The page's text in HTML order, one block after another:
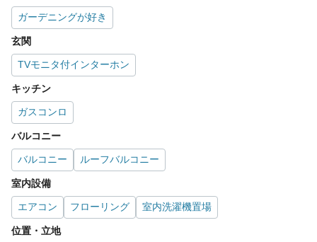
ガーデニングが好き
玄関
TVモニタ付インターホン
キッチン
ガスコンロ
バルコニー
バルコニー ルーフバルコニー
室内設備
エアコン フローリング 室内洗濯機置場
位置・立地